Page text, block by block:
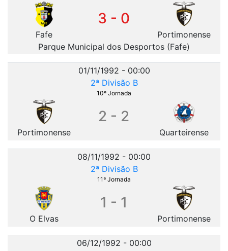
Fafe
3 - 0
Portimonense
Parque Municipal dos Desportos (Fafe)
01/11/1992 - 00:00
2ª Divisão B
10ª Jornada
Portimonense
2 - 2
Quarteirense
08/11/1992 - 00:00
2ª Divisão B
11ª Jornada
O Elvas
1 - 1
Portimonense
06/12/1992 - 00:00